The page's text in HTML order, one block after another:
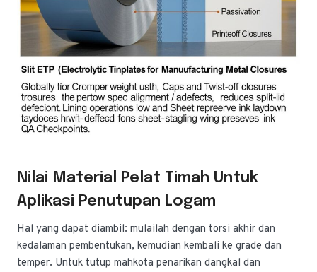
Nilai Material Pelat Timah Untuk
Aplikasi Penutupan Logam
Hal yang dapat diambil: mulailah dengan torsi akhir dan
kedalaman pembentukan, kemudian kembali ke grade dan
temper. Untuk tutup mahkota penarikan dangkal dan